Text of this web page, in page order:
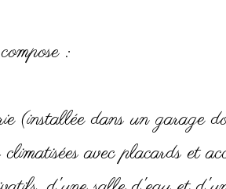
:
(installée dans un garage
avec placards et